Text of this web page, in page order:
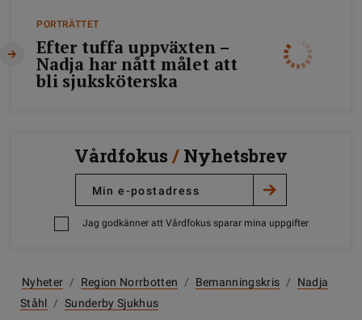
PORTRÄTTET
Efter tuffa uppväxten –
Nadja har nått målet att
bli sjuksköterska
Vårdfokus / Nyhetsbrev
Jag godkänner att Vårdfokus sparar mina uppgifter
Nyheter / Region Norrbotten / Bemanningskris /
Nadja
Ståhl / Sunderby Sjukhus